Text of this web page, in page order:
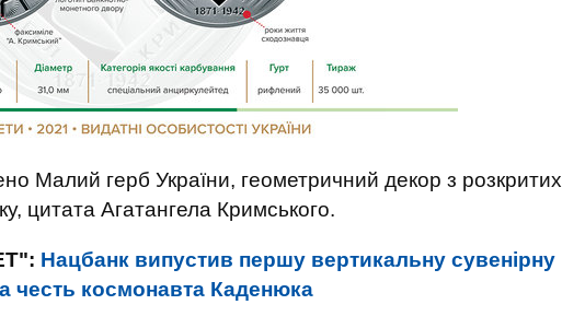
Малий герб України, геометричний декор з розкритих
цитата Агатангела Кримського.
Нацбанк випустив першу вертикальну сувенірну
честь космонавта Каденюка